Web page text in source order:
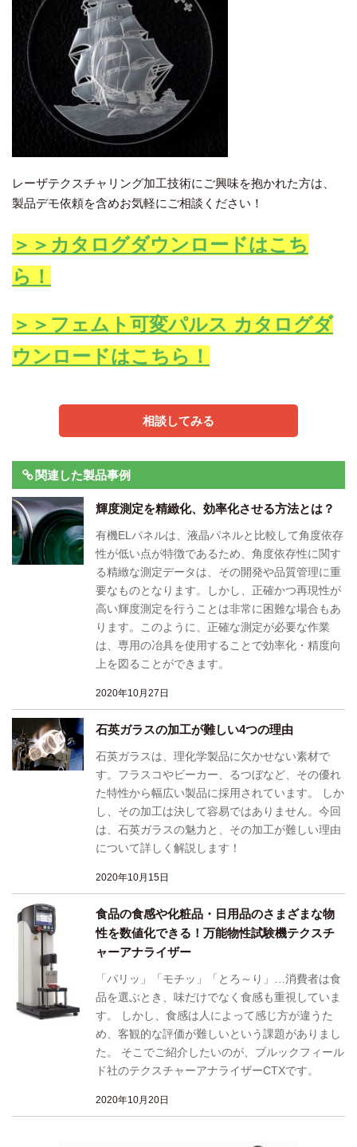
レーザテクスチャリング加工技術にご興味を抱かれた方は、
製品デモ依頼を含めお気軽にご相談ください！
＞＞カタログダウンロードはこち
ら！
＞＞フェムト可変パルス カタログダ
ウンロードはこちら！
相談してみる
関連した製品事例
輝度測定を精緻化、効率化させる方法とは？
有機ELパネルは、液晶パネルと比較して角度依存
性が低い点が特徴であるため、角度依存性に関す
る精緻な測定データは、その開発や品質管理に重
要なものとなります。しかし、正確かつ再現性が
高い輝度測定を行うことは非常に困難な場合もあ
ります。このように、正確な測定が必要な作業
は、専用の冶具を使用することで効率化・精度向
上を図ることができます。
2020年10月27日
石英ガラスの加工が難しい4つの理由
石英ガラスは、理化学製品に欠かせない素材で
す。フラスコやビーカー、るつぼなど、その優れ
た特性から幅広い製品に採用されています。 しか
し、その加工は決して容易ではありません。今回
は、石英ガラスの魅力と、その加工が難しい理由
について詳しく解説します！
2020年10月15日
食品の食感や化粧品・日用品のさまざまな物
性を数値化できる！万能物性試験機テクスチ
ャーアナライザー
「パリッ」「モチッ」「とろ～り」…消費者は食
品を選ぶとき、味だけでなく食感も重視していま
す。 しかし、食感は人によって感じ方が違うた
め、客観的な評価が難しいという課題がありまし
た。 そこでご紹介したいのが、ブルックフィール
ド社のテクスチャーアナライザーCTXです。
2020年10月20日